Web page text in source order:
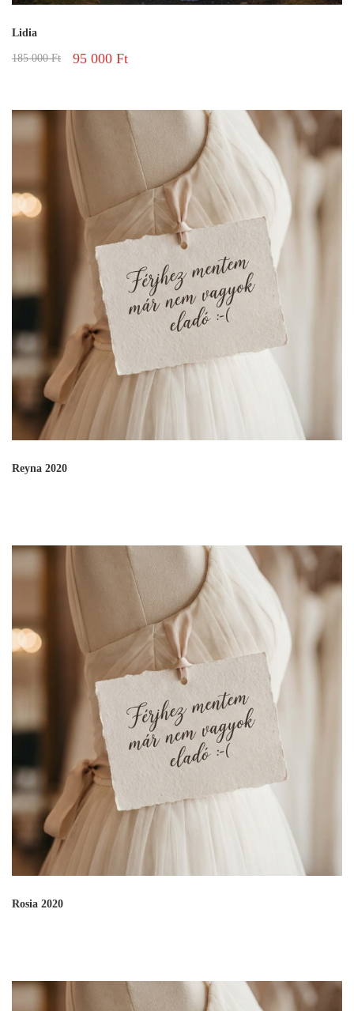
Lidia
185 000Ft 95 000 Ft
Reyna 2020
Rosia 2020